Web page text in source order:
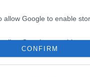
allow Google to enable
allow Google to enable
functionality and
CONFIRM